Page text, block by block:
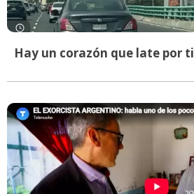
Hay un corazón que late por ti